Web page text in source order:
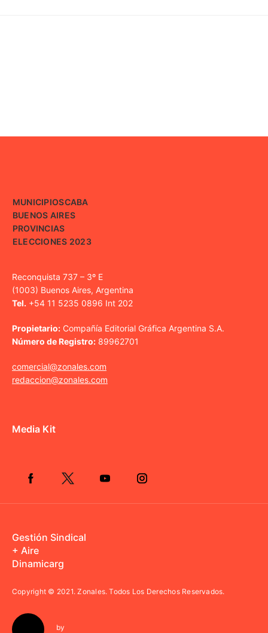
MUNICIPIOSCABA
BUENOS AIRES
PROVINCIAS
ELECCIONES 2023
Reconquista 737 – 3º E
(1003) Buenos Aires, Argentina
Tel. +54 11 5235 0896 Int 202
Propietario: Compañía Editorial Gráfica Argentina S.A.
Número de Registro: 89962701
comercial@zonales.com
redaccion@zonales.com
Media Kit
Gestión Sindical
+ Aire
Dinamicarg
Copyright © 2021.Zonales. Todos Los Derechos Reservados.
by